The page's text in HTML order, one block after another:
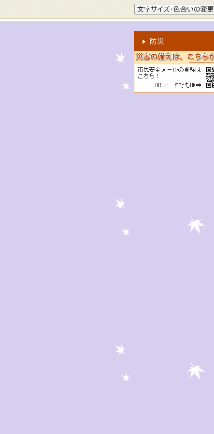
文字サイズ・色合いの変更
市民安全メールの登録は
ら！ 2次元コードでもOK